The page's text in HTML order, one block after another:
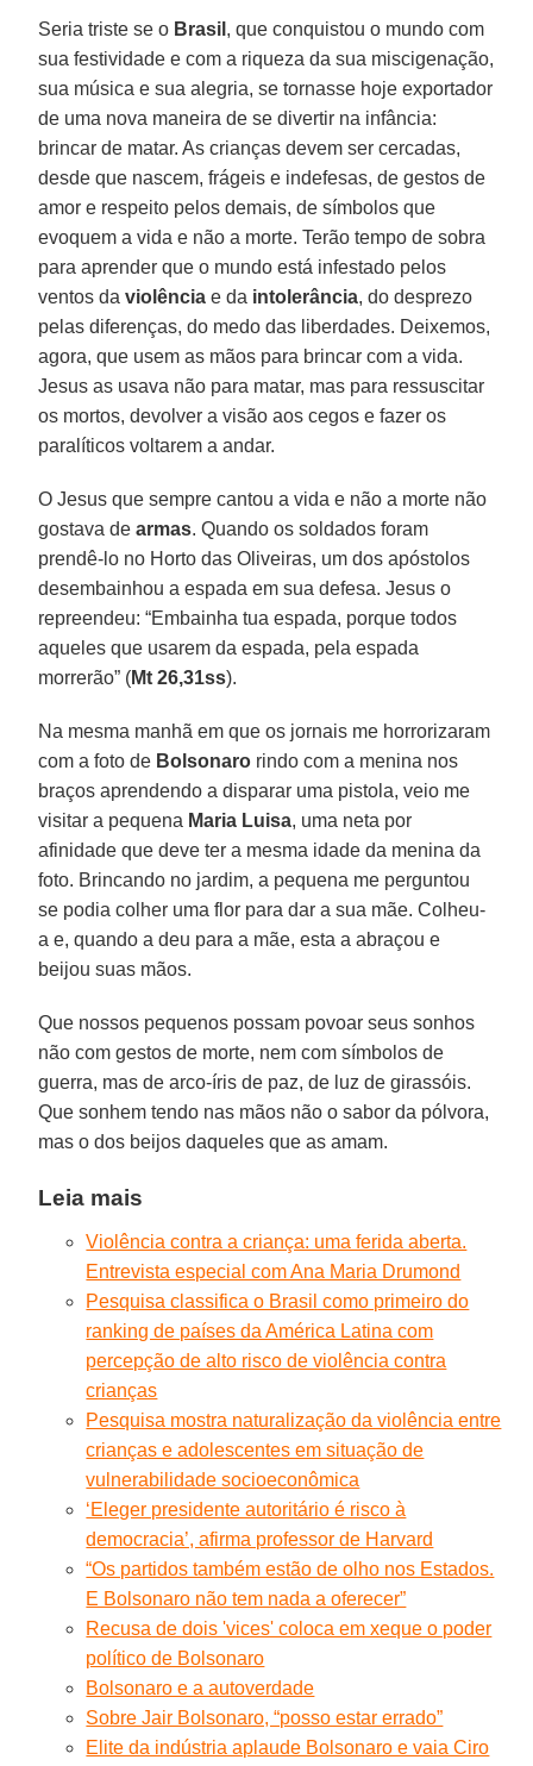
Seria triste se o Brasil , que conquistou o mundo com
sua festividade e com a riqueza da sua miscigenação,
sua música e sua alegria, se tornasse hoje exportador
de uma nova maneira de se divertir na infância:
brincar de matar. As crianças devem ser cercadas,
desde que nascem, frágeis e indefesas, de gestos de
amor e respeito pelos demais, de símbolos que
evoquem a vida e não a morte. Terão tempo de sobra
para aprender que o mundo está infestado pelos
ventos daviolência e da intolerância, do desprezo
pelas diferenças, do medo das liberdades. Deixemos,
agora, que usem as mãos para brincar com a vida.
Jesus as usava não para matar, mas para ressuscitar
os mortos, devolver a visão aos cegos e fazer os
paralíticos voltarem a andar.
O Jesus que sempre cantou a vida e não a morte não
gostava dearmas. Quando os soldados foram
prendê-lo no Horto das Oliveiras, um dos apóstolos
desembainhou a espada em sua defesa. Jesus o
repreendeu: “Embainha tua espada, porque todos
aqueles que usarem da espada, pela espada
morrerão” (Mt 26,31ss).
Na mesma manhã em que os jornais me horrorizaram
com a foto de Bolsonaro rindo com a menina nos
braços aprendendo a disparar uma pistola, veio me
visitar a pequena Maria Luisa, uma neta por
afinidade que deve ter a mesma idade da menina da
foto. Brincando no jardim, a pequena me perguntou
se podia colher uma flor para dar a sua mãe. Colheu-
a e, quando a deu para a mãe, esta a abraçou e
beijou suas mãos.
Que nossos pequenos possam povoar seus sonhos
não com gestos de morte, nem com símbolos de
guerra, mas de arco-íris de paz, de luz de girassóis.
Que sonhem tendo nas mãos não o sabor da pólvora,
mas o dos beijos daqueles que as amam.
Leia mais
Violência contra a criança: uma ferida aberta.
Entrevista especial com Ana Maria Drumond
Pesquisa classifica o Brasil como primeiro do
ranking de países da América Latina com
percepção de alto risco de violência contra
crianças
Pesquisa mostra naturalização da violência entre
crianças e adolescentes em situação de
vulnerabilidade socioeconômica
‘Eleger presidente autoritário é risco à
democracia’, afirma professor de Harvard
“Os partidos também estão de olho nos Estados.
E Bolsonaro não tem nada a oferecer”
Recusa de dois 'vices' coloca em xeque o poder
político de Bolsonaro
Bolsonaro e a autoverdade
Sobre Jair Bolsonaro, “posso estar errado”
Elite da indústria aplaude Bolsonaro e vaia Ciro